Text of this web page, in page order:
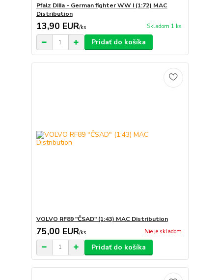
Pfalz DIIIa - German fighter WW I (1:72) MAC
Distribution
13,90 EUR/ks Skladom 1 ks
Pridať do košíka
VOLVO RF89 "ČSAD" (1:43) MAC Distribution
75,00 EUR/ks Nie je skladom
Pridať do košíka